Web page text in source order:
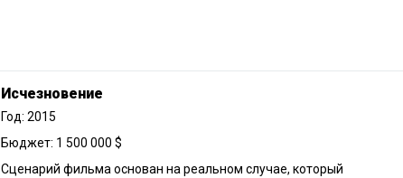
Исчезновение
Год: 2015
Бюджет: 1 500 000 $
Сценарий фильма основан на реальном случае, который